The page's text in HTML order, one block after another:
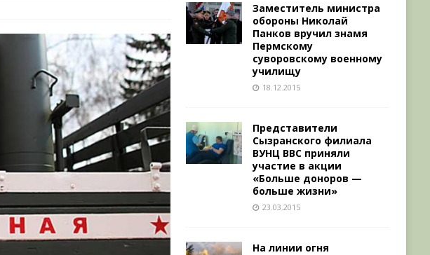
Заместитель министра
обороны Николай
Панков вручил знамя
Пермскому
суворовскому военному
училищу
18.12.2015
Представители
Сызранского филиала
ВУНЦ ВВС приняли
участие в акции
«Больше доноров —
больше жизни»
23.03.2015
На линии огня